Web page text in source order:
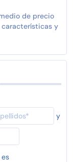
de precio
características y
y